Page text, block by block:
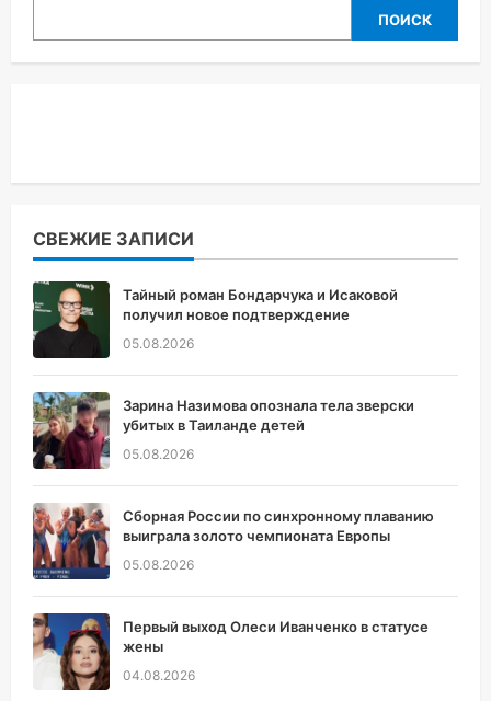
ПОИСК
СВЕЖИЕ ЗАПИСИ
Тайный роман Бондарчука и Исаковой
получил новое подтверждение
05.08.2026
Зарина Назимова опознала тела зверски
убитых в Таиланде детей
05.08.2026
Сборная России по синхронному плаванию
выиграла золото чемпионата Европы
05.08.2026
Первый выход Олеси Иванченко в статусе
жены
04.08.2026